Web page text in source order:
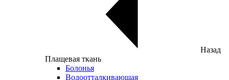
Назад
Плащевая ткань
Болонья
Водоотталкивающая